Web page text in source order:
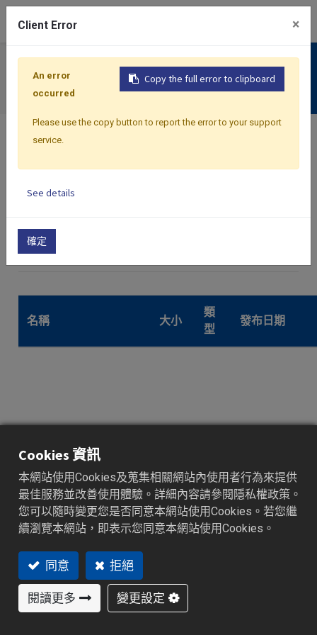
支援服務
下載專區
L91
名稱 大小
類
型
發布日期
應用軟體_BC-
Set_2.0版本
7.2
MB
.zip 2020/08/13
Cookies 資訊
本網站使用Cookies及蒐集相關網站內使用者行為來提供
最佳服務並改善使用體驗。詳細內容請參閱隱私權政策。
您可以隨時變更您是否同意本網站使用Cookies。若您繼
續瀏覽本網站，即表示您同意本網站使用Cookies。
同意 拒絕
閱讀更多 變更設定
Client Error ×
Copy the full error to clipboard
An error
occurred
Please use the copy button to report the error to your support
service.
See details
確定